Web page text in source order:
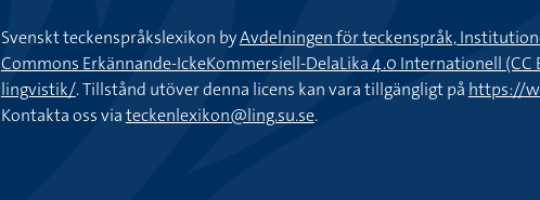
Svenskt teckenspråkslexikon byAvdelningen för teckenspråk,
Commons Erkännande-IckeKommersiell-DelaLika 4.0 Internationell (CC
lingvistik/. Tillstånd utöver denna licens kan vara tillgängligt på https://
Kontakta oss viateckenlexikon@ling.su.se.